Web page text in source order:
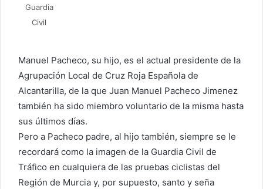
Guardia
Civil
Manuel Pacheco, su hijo, es el actual presidente de la
Agrupación Local de Cruz Roja Española de
Alcantarilla, de la que Juan Manuel Pacheco Jimenez
también ha sido miembro voluntario de la misma hasta
sus últimos días.
Pero a Pacheco padre, al hijo también, siempre se le
recordará como la imagen de la Guardia Civil de
Tráfico en cualquiera de las pruebas ciclistas del
Región de Murcia y, por supuesto, santo y seña